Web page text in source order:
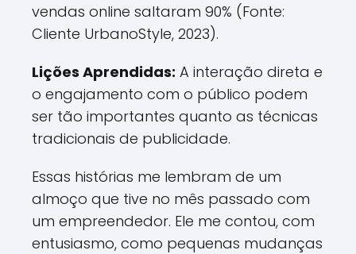
vendas online saltaram 90% (Fonte:
Cliente UrbanoStyle, 2023).
Lições Aprendidas: A interação direta e
o engajamento com o público podem
ser tão importantes quanto as técnicas
tradicionais de publicidade.
Essas histórias me lembram de um
almoço que tive no mês passado com
um empreendedor. Ele me contou, com
entusiasmo, como pequenas mudanças